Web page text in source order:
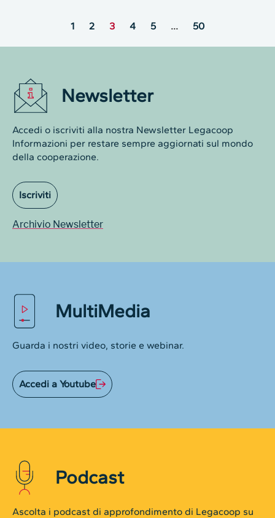
1 2 3 4 5 … 50
Newsletter
Accedi o iscriviti alla nostra Newsletter Legacoop
Informazioni per restare sempre aggiornati sul mondo
della cooperazione.
Iscriviti
Archivio Newsletter
MultiMedia
Guarda i nostri video, storie e webinar.
Accedi a Youtube
Podcast
Ascolta i podcast di approfondimento di Legacoop su